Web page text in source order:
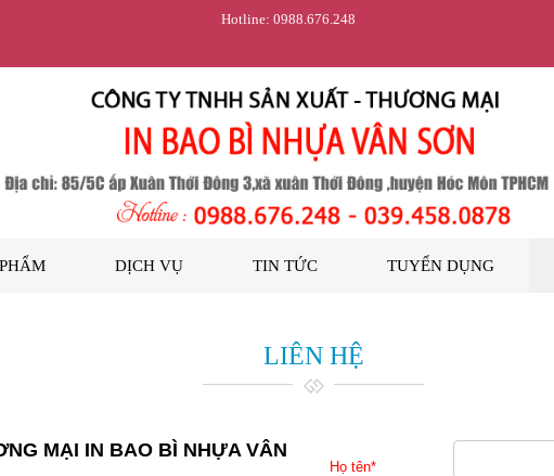
Hotline: 0988.676.248
DỊCH VỤ TIN TỨC TUYỂN DỤNG
LIÊN HỆ
MẠI IN BAO BÌ NHỰA VÂN
Họ tên*